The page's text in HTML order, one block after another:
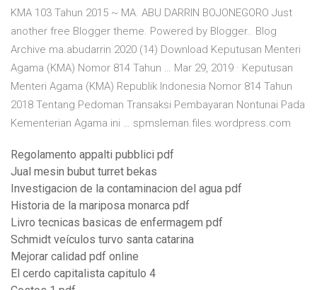
KMA 103 Tahun 2015 ~ MA. ABU DARRIN BOJONEGORO Just
another free Blogger theme. Powered by Blogger.. Blog
Archive ma.abudarrin 2020 (14) Download Keputusan Menteri
Agama (KMA) Nomor 814 Tahun … Mar 29, 2019 · Keputusan
Menteri Agama (KMA) Republik Indonesia Nomor 814 Tahun
2018 Tentang Pedoman Transaksi Pembayaran Nontunai Pada
Kementerian Agama ini … spmsleman.files.wordpress.com
Regolamento appalti pubblici pdf
Jual mesin bubut turret bekas
Investigacion de la contaminacion del agua pdf
Historia de la mariposa monarca pdf
Livro tecnicas basicas de enfermagem pdf
Schmidt veículos turvo santa catarina
Mejorar calidad pdf online
El cerdo capitalista capitulo 4